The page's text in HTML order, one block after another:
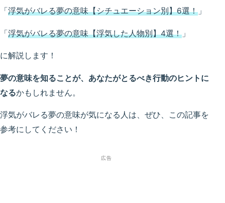
「 浮気がバレる夢の意味【シチュエーション別】6選！ 」
「浮気がバレる夢の意味【浮気した人物別】4選！ 」
に解説します！
夢の意味を知ることが、あなたがとるべき行動のヒントに
なるかもしれません。
浮気がバレる夢の意味が気になる人は、ぜひ、この記事を
参考にしてください！
広告